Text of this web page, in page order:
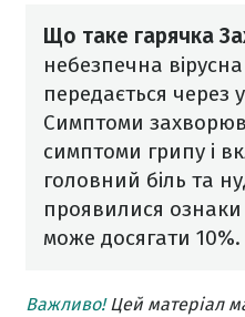
Що таке гарячка
небезпечна
передається через
Симптоми
симптоми грипу і
головний біль та
проявилися ознаки
може досягати 10%.
Важливо!Цей матеріал